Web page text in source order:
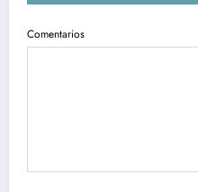
Comentarios